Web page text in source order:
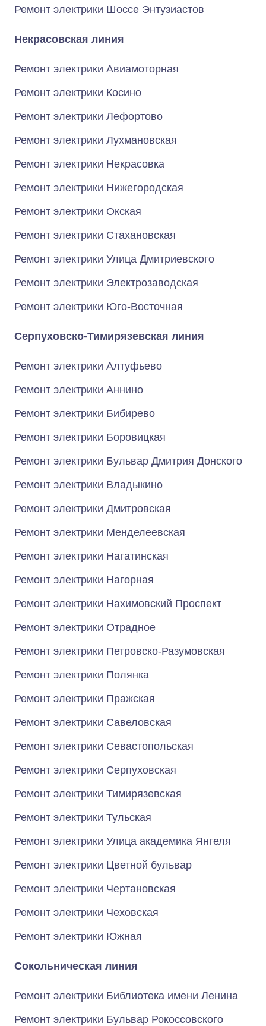
Ремонт электрики Шоссе Энтузиастов
Некрасовская линия
Ремонт электрики Авиамоторная
Ремонт электрики Косино
Ремонт электрики Лефортово
Ремонт электрики Лухмановская
Ремонт электрики Некрасовка
Ремонт электрики Нижегородская
Ремонт электрики Окская
Ремонт электрики Стахановская
Ремонт электрики Улица Дмитриевского
Ремонт электрики Электрозаводская
Ремонт электрики Юго-Восточная
Серпуховско-Тимирязевская линия
Ремонт электрики Алтуфьево
Ремонт электрики Аннино
Ремонт электрики Бибирево
Ремонт электрики Боровицкая
Ремонт электрики Бульвар Дмитрия Донского
Ремонт электрики Владыкино
Ремонт электрики Дмитровская
Ремонт электрики Менделеевская
Ремонт электрики Нагатинская
Ремонт электрики Нагорная
Ремонт электрики Нахимовский Проспект
Ремонт электрики Отрадное
Ремонт электрики Петровско-Разумовская
Ремонт электрики Полянка
Ремонт электрики Пражская
Ремонт электрики Савеловская
Ремонт электрики Севастопольская
Ремонт электрики Серпуховская
Ремонт электрики Тимирязевская
Ремонт электрики Тульская
Ремонт электрики Улица академика Янгеля
Ремонт электрики Цветной бульвар
Ремонт электрики Чертановская
Ремонт электрики Чеховская
Ремонт электрики Южная
Сокольническая линия
Ремонт электрики Библиотека имени Ленина
Ремонт электрики Бульвар Рокоссовского